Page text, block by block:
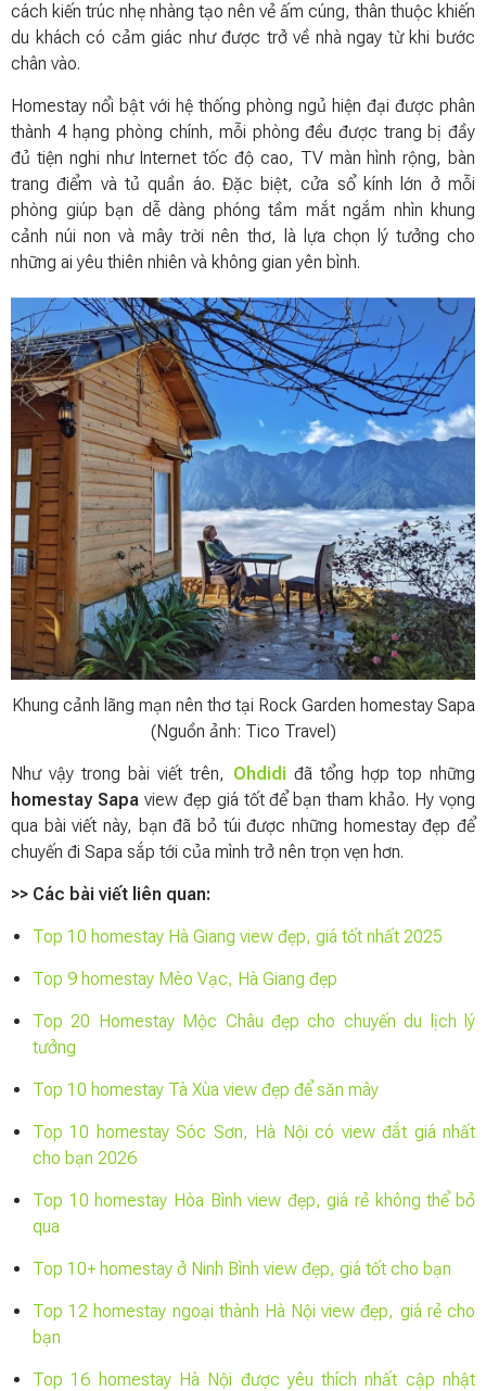
cách kiến trúc nhẹ nhàng tạo nên vẻ ấm cúng, thân thuộc khiến
du khách có cảm giác như được trở về nhà ngay từ khi bước
chân vào.
Homestay nổi bật với hệ thống phòng ngủ hiện đại được phân
thành 4 hạng phòng chính, mỗi phòng đều được trang bị đầy
đủ tiện nghi như Internet tốc độ cao, TV màn hình rộng, bàn
trang điểm và tủ quần áo. Đặc biệt, cửa sổ kính lớn ở mỗi
phòng giúp bạn dễ dàng phóng tầm mắt ngắm nhìn khung
cảnh núi non và mây trời nên thơ, là lựa chọn lý tưởng cho
những ai yêu thiên nhiên và không gian yên bình.
Khung cảnh lãng mạn nên thơ tại Rock Garden homestay Sapa
(Nguồn ảnh: Tico Travel)
Như vậy trong bài viết trên, Ohdidi đã tổng hợp top những
homestay Sapaview đẹp giá tốt để bạn tham khảo. Hy vọng
qua bài viết này, bạn đã bỏ túi được những homestay đẹp để
chuyến đi Sapa sắp tới của mình trở nên trọn vẹn hơn.
>> Các bài viết liên quan:
Top 10 homestay Hà Giang view đẹp, giá tốt nhất 2025
Top 9 homestay Mèo Vạc, Hà Giang đẹp
Top 20 Homestay Mộc Châu đẹp cho chuyến du lịch lý
tưởng
Top 10 homestay Tà Xùa view đẹp để săn mây
Top 10 homestay Sóc Sơn, Hà Nội có view đắt giá nhất
cho bạn 2026
Top 10 homestay Hòa Bình view đẹp, giá rẻ không thể bỏ
qua
Top 10+ homestay ở Ninh Bình view đẹp, giá tốt cho bạn
Top 12 homestay ngoại thành Hà Nội view đẹp, giá rẻ cho
bạn
Top 16 homestay Hà Nội được yêu thích nhất cập nhật